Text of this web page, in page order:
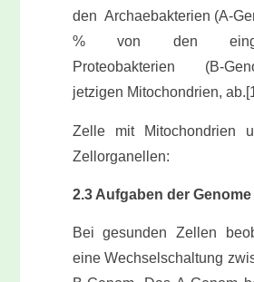
den Archaebakterien (A-
% von den
Proteobakterien (B-
jetzigen Mitochondrien,
Zelle mit Mitochondrien
Zellorganellen:
2.3 Aufgaben der Genome
Bei gesunden Zellen
eine Wechselschaltung